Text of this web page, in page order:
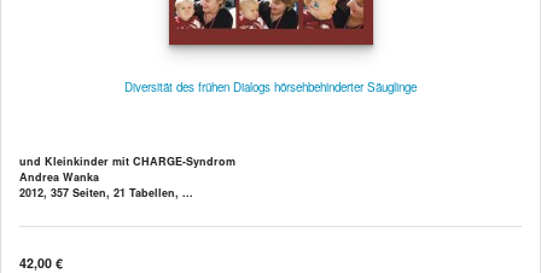
Diversität des frühen Dialogs hörsehbehinderter Säuglinge
und Kleinkinder mit CHARGE-Syndrom
Andrea Wanka
2012, 357 Seiten, 21 Tabellen, ...
42,00 €